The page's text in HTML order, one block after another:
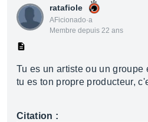
ratafiole
AFicionado·a
Membre depuis 22 ans
Tu es un artiste ou un groupe
tu es ton propre producteur,
Citation :